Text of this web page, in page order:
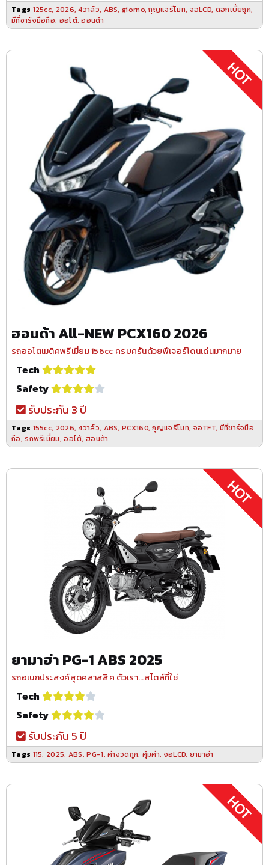
Tags 125cc, 2026,4วาล์ว, ABS,giorno,กุญแจรีโมท, จอLCD, ดอกเบี้ยถูก,
มีที่ชาร์จมือถือ, ออโต้,ฮอนด้า
ฮอนด้า All-NEW PCX160 2026
รถออโตเมติคพรีเมี่ยม 156cc ครบครันด้วยฟีเจอร์โดนเด่นมากมาย
Tech
Safety
รับประกัน 3 ปี
Tags 155cc, 2026,4วาล์ว, ABS,PCX160,กุญแจรีโมท, จอTFT, มีที่ชาร์จมือ
ถือ,รถพรีเมี่ยม,ออโต้,ฮอนด้า
ยามาฮ่า PG-1 ABS 2025
รถอเนกประสงค์สุดคลาสสิค ตัวเรา...สไตล์ที่ใช่
Tech
Safety
รับประกัน 5 ปี
Tags 115, 2025, ABS,PG-1,ค่างวดถูก, คุ้มค่า, จอLCD, ยามาฮ่า